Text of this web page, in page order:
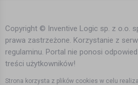
Dash Berlin ft.
Your Heart
Copyright © Inventive Logic sp. z o.o.
prawa zastrzeżone. Korzystanie z
regulaminu. Portal nie ponosi
treści użytkowników!
Strona korzysta z plików cookies w celu